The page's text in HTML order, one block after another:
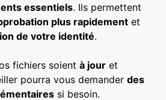
essentiels. Ils permettent
plus rapidement et
de votre identité.
fichiers soient à jour et
pourra vous demander des
si besoin.